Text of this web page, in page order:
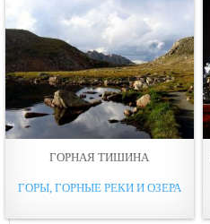
ГОРНАЯ ТИШИНА
ГОРЫ, ГОРНЫЕ РЕКИ И ОЗЕРА